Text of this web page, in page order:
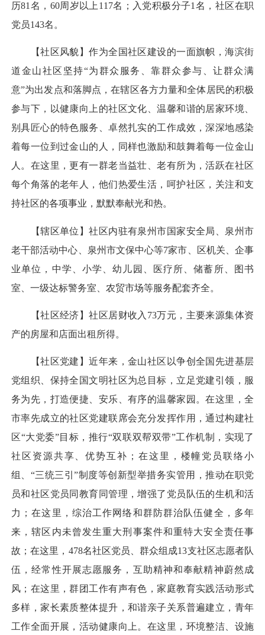
历81名，60周岁以上117名；入党积极分子1名，社区在职
党员143名。
【社区风貌】作为全国社区建设的一面旗帜，海滨街
道金山社区坚持“为群众服务、靠群众参与、让群众满
意”为出发点和落脚点，在辖区各方力量和全体居民的积极
参与下，以健康向上的社区文化、温馨和谐的居家环境、
别具匠心的特色服务、卓然扎实的工作成效，深深地感染
着每一位到过金山的人，同样也激励和鼓舞着每一位金山
人。在这里，更有一群老当益壮、老有所为，活跃在社区
每个角落的老年人，他们热爱生活，呵护社区，关注和支
持社区的各项事业，默默奉献光和热。
【辖区单位】社区内驻有泉州市国家安全局、泉州市
老干部活动中心、泉州市文保中心等7家市、区机关、企事
业单位，中学、小学、幼儿园、医疗所、储蓄所、图书
室、一级达标警务室、农贸市场等服务配套齐全。
【社区经济】社区居财收入73万元，主要来源集体资
产的房屋和店面出租所得。
【社区党建】近年来，金山社区以争创全国先进基层
党组织、保持全国文明社区为总目标，立足党建引领，服
务为先，打造便捷、安乐、有序的温馨家园。在这里，全
市率先成立的社区党建联席会充分发挥作用，通过构建社
区“大党委”目标，推行“双联双帮双带”工作机制，实现了
社区资源共享、优势互补；在这里，楼幢党员联络小
组、“三统三引”制度等创新型举措务实管用，推动在职党
员和社区党员同教育同管理，增强了党员队伍的生机和活
力；在这里，综治工作网络和群防群治队伍健全，多年
来，辖区内未曾发生重大刑事案件和重特大安全责任事
故；在这里，478名社区党员、群众组成13支社区志愿者队
伍，经常性开展志愿服务，互助精神和奉献精神蔚然成
风；在这里，群团工作有声有色，家庭教育实践活动形式
多样，家长素质整体提升，和谐亲子关系普遍建立，青年
工作全面开展，活动健康向上。在这里，环境整洁、设施